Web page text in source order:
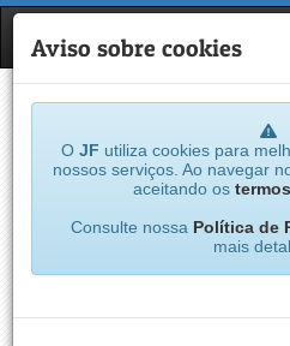
JF
Aviso sobre cookies
O JF utiliza cookies para
nossos serviços. Ao navegar
aceitando os
Consulte nossa Política de
mais